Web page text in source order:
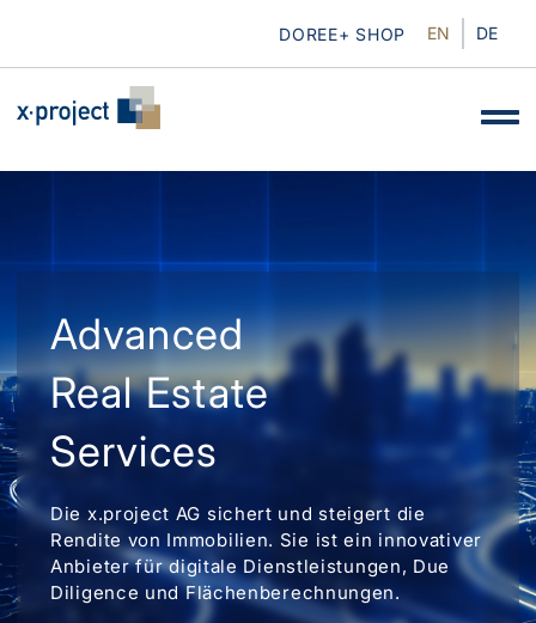
DOREE+ SHOP EN DE
Advanced
Real Estate
Services
Die x.project AG sichert und steigert die
Rendite von Immobilien. Sie ist ein innovativer
Anbieter fürdigitale Dienstleistungen, Due
Diligence undFlächenberechnungen.